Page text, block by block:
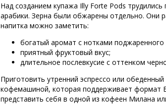
Над созданием купажа Illy Forte Pods
арабики. Зерна были обжарены отдельно. Они
напитка можно заметить:
богатый аромат с нотками поджаренного
приятный фруктовый вкус;
длительное послевкусие с оттенком
Приготовить утренний эспрессо или
кофемашиной, которая поддерживает формат
представить себя в одной из кофеен Милана